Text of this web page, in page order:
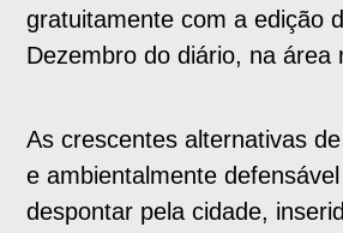
gratuitamente com a edição
Dezembro do diário, na área
As crescentes alternativas
e ambientalmente
despontar pela cidade,